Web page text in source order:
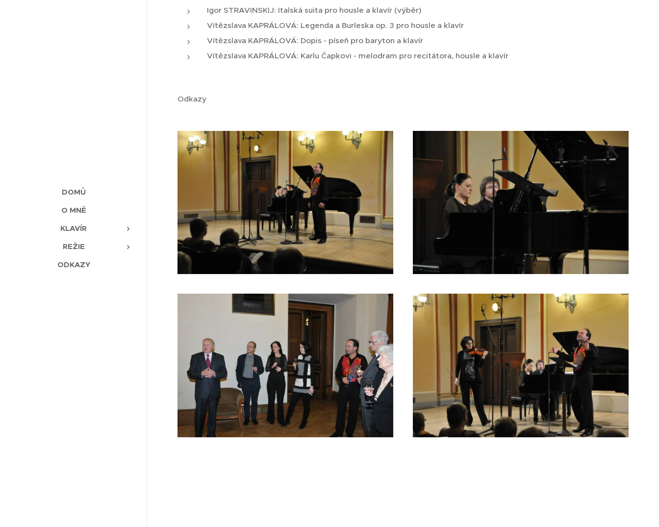
DOMŮ
O MNĚ
KLAVÍR
REŽIE
ODKAZY
Igor STRAVINSKIJ: Italská suita pro housle a klavír (výběr)
Vítězslava KAPRÁLOVÁ: Legenda a Burleska op. 3 pro housle a klavír
Vítězslava KAPRÁLOVÁ: Dopis - píseň pro baryton a klavír
Vítězslava KAPRÁLOVÁ: Karlu Čapkovi - melodram pro recitátora, housle a klavír
Odkazy